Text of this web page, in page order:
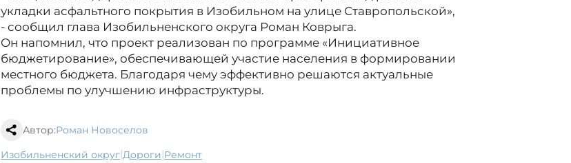
укладки асфальтного покрытия в Изобильном на улице Ставропольской»,
- сообщил глава Изобильненского округа Роман Коврыга.
Он напомнил, что проект реализован по программе «Инициативное
бюджетирование», обеспечивающей участие населения в формировании
местного бюджета. Благодаря чему эффективно решаются актуальные
проблемы по улучшению инфраструктуры.
Автор:Роман Новоселов
Изобильненский округ| дороги| ремонт